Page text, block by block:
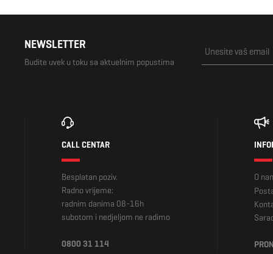
NEWSLETTER
Budite uvek u toku sa aktuelnim popustima
CALL CENTAR
Besplatan poziv.
Radno vrijeme:
radnim danima 08-16h
subotom i nedjeljom ne radimo
0800 31 114
O